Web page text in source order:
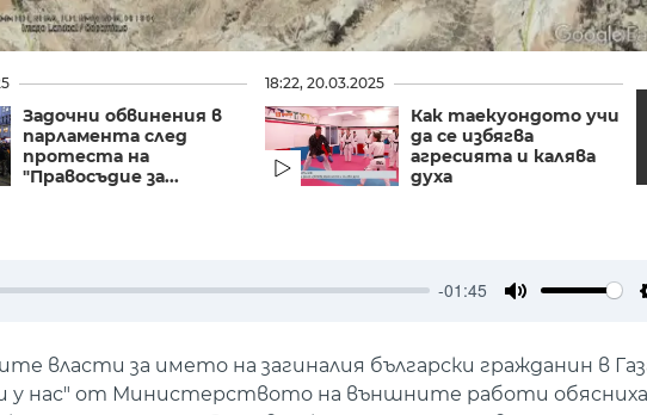
Задочни обвинения в
парламента след
протеста на
"Правосъдие за...
18:22, 20.03.2025
Как таекуондото учи
да се избягва
агресията и калява
духа
-01:45
власти за името на загиналия български гражданин в
у нас" от Министерството на външните работи